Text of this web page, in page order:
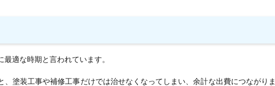
適な時期と言われています。
、塗装工事や補修工事だけでは治せなくなってしまい、余計な出費につながりま